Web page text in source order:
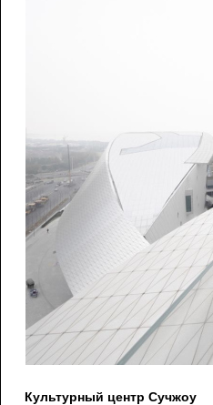
Культурный центр Сучжоу